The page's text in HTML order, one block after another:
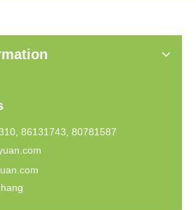
86131743, 80781587